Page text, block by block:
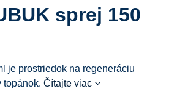
sprej 150
je prostriedok na regeneráciu
topánok.Čítajte viac